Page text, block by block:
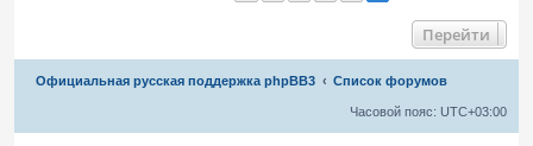
Перейти
Официальная русская поддержка phpBB3 Список форумов
Часовой пояс: UTC+03:00
Связаться с